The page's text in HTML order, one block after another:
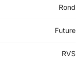
Rond
Future
RVS